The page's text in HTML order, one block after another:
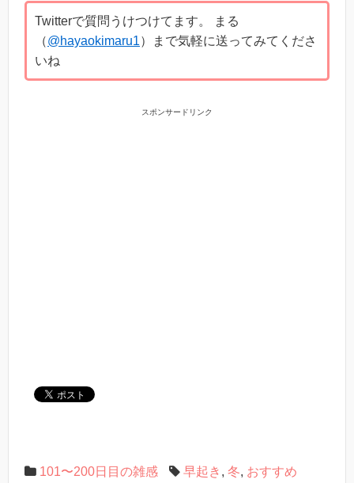
Twitterで質問うけつけてます。 まる
（@hayaokimaru1）まで気軽に送ってみてくださ
いね
スポンサードリンク
101〜200日目の雑感 早起き , 冬, おすすめ